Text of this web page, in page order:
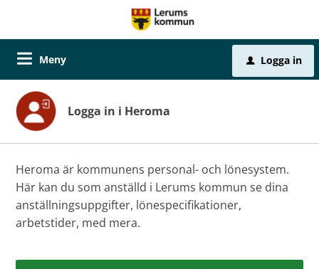
Meny u Logga in
Logga in i Heroma
Heroma är kommunens personal- och lönesystem.
Här kan du som anställd i Lerums kommun se dina
anställningsuppgifter, lönespecifikationer,
arbetstider, med mera.